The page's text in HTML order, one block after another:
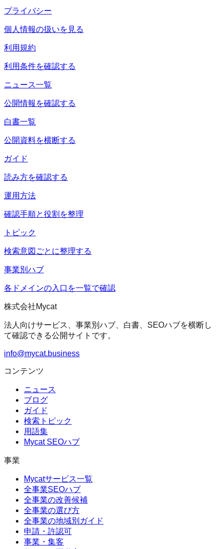
プライバシー
個人情報の扱いを見る
利用規約
利用条件を確認する
ニュース一覧
公開情報を確認する
白書一覧
公開資料を横断する
ガイド
読み方を確認する
運用方法
確認手順と役割を整理
トピック
検索意図ごとに整理する
事業別ハブ
各ドメインの入口を一覧で確認
株式会社Mycat
法人向けサービス、事業別ハブ、白書、SEOハブを横断し
て確認できる公開サイトです。
info@mycat.business
コンテンツ
ニュース
ブログ
ガイド
検索トピック
用語集
Mycat SEOハブ
事業
Mycatサービス一覧
全事業SEOハブ
全事業の改善候補
全事業の選び方
全事業の地域別ガイド
申請・許認可
事業・集客